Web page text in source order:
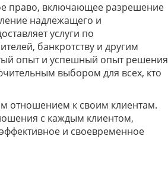
право, включающее разрешение
надлежащего и
услуги по
банкротству и другим
опыт и успешный опыт решения
выбором для всех, кто
отношением к своим клиентам.
с каждым клиентом,
и своевременное